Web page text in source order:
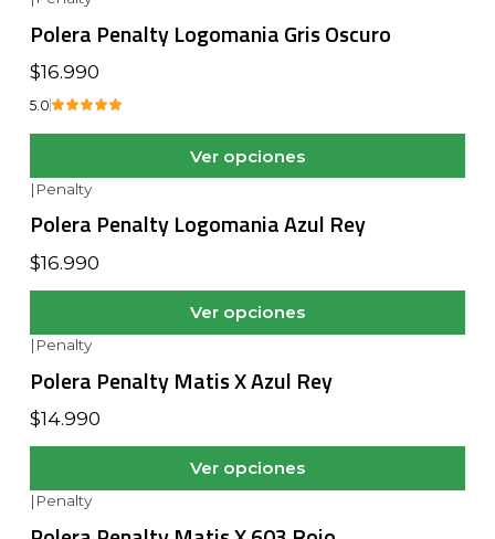
Polera Penalty Logomania Gris Oscuro
$16.990
5.0
Ver opciones
| Penalty
Polera Penalty Logomania Azul Rey
$16.990
Ver opciones
| Penalty
Polera Penalty Matis X Azul Rey
$14.990
Ver opciones
| Penalty